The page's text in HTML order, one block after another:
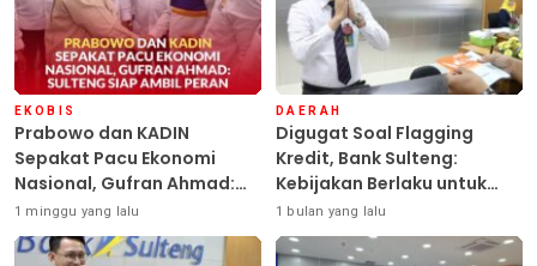
EKOBIS
Prabowo dan KADIN
Sepakat Pacu Ekonomi
Nasional, Gufran Ahmad:
Sulteng Siap Ambil Peran
1 minggu yang lalu
DAERAH
Digugat Soal Flagging
Kredit, Bank Sulteng:
Kebijakan Berlaku untuk
Seluruh Debitur ASN
1 bulan yang lalu